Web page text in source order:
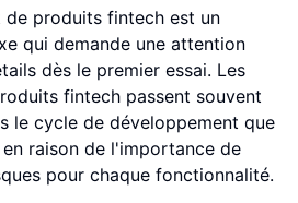
de produits fintech est un
qui demande une attention
dès le premier essai. Les
fintech passent souvent
le cycle de développement que
raison de l'importance de
pour chaque fonctionnalité.